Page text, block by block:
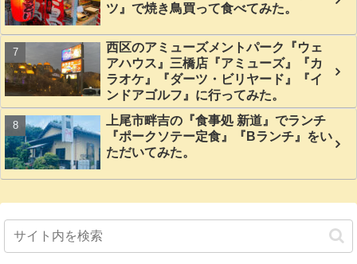
ツ』で焼き鳥買って食べてみた。
西区のアミューズメントパーク『ウェ
アハウス』三橋店『アミューズ』『カ
ラオケ』『ダーツ・ビリヤード』『イ
ンドアゴルフ』に行ってみた。
上尾市畔吉の『食事処 新道』でランチ
『ポークソテー定食』『Bランチ』をい
ただいてみた。